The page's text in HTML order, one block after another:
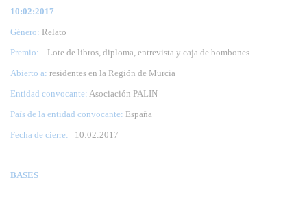
10:02:2017
Género: Relato
Premio:
Lote de libros, diploma, entrevista y caja de bombones
Abierto a: residentes en la Región de Murcia
Entidad convocante: Asociación PALIN
País de la entidad convocante: España
Fecha de cierre: 10:02:2017
BASES